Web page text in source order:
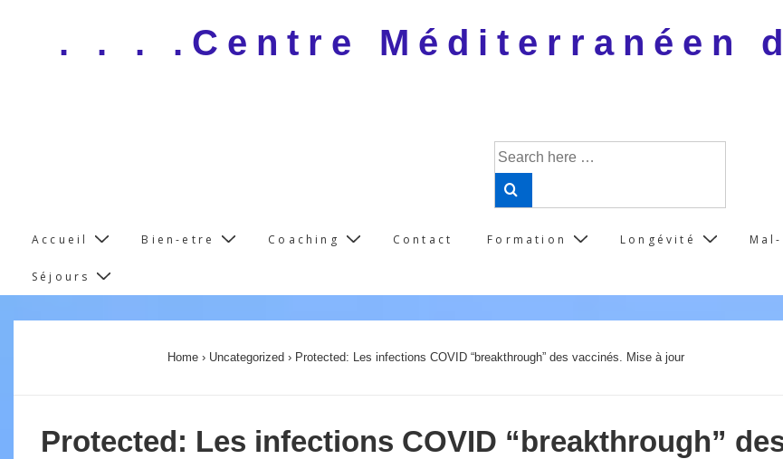
. . . .Centre Méditerranéen
Search
for:
Main
Navigation
Accueil Bien-etre Coaching Contact Formation Longévité
Séjours
Home › Uncategorized › Protected: Les infections COVID “breakthrough” des vaccinés. Mise à jour
Protected: Les infections COVID “breakthrough”